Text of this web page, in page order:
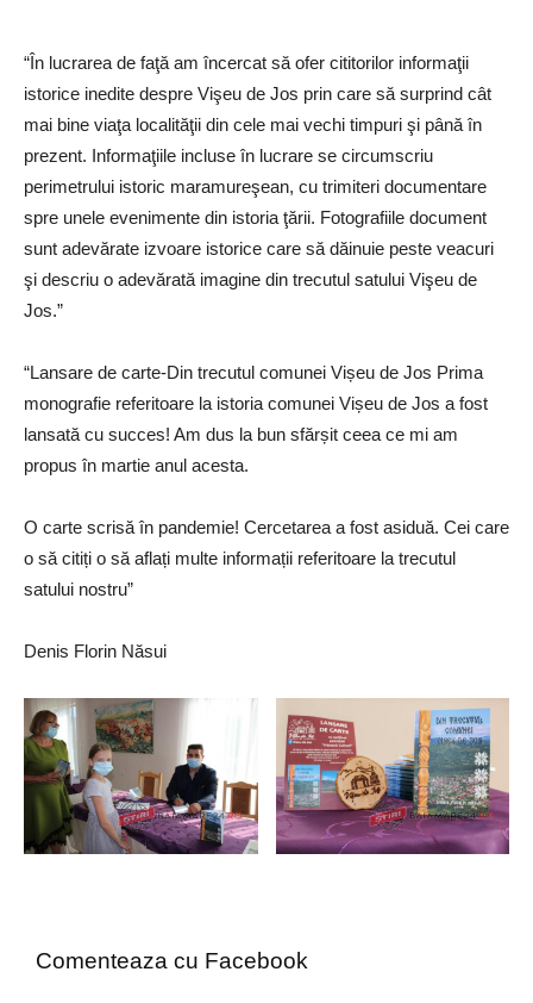
“În lucrarea de faţă am încercat să ofer cititorilor informaţii
istorice inedite despre Vişeu de Jos prin care să surprind cât
mai bine viaţa localităţii din cele mai vechi timpuri şi până în
prezent. Informaţiile incluse în lucrare se circumscriu
perimetrului istoric maramureşean, cu trimiteri documentare
spre unele evenimente din istoria ţării. Fotografiile document
sunt adevărate izvoare istorice care să dăinuie peste veacuri
şi descriu o adevărată imagine din trecutul satului Vişeu de
Jos.”
“Lansare de carte-Din trecutul comunei Vișeu de Jos Prima
monografie referitoare la istoria comunei Vișeu de Jos a fost
lansată cu succes! Am dus la bun sfărșit ceea ce mi am
propus în martie anul acesta.
O carte scrisă în pandemie! Cercetarea a fost asiduă. Cei care
o să citiți o să aflați multe informații referitoare la trecutul
satului nostru”
Denis Florin Năsui
Comenteaza cu Facebook